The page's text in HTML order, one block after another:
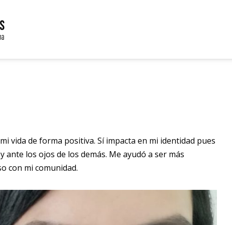
vida de forma positiva. Sí impacta en mi identidad pues
ante los ojos de los demás. Me ayudó a ser más
con mi comunidad.